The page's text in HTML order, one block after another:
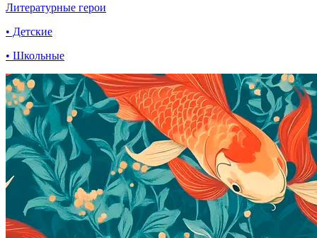
Литературные герои
• Детские
• Школьные